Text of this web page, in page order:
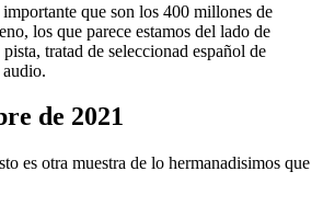
que son los 400 millones de
los que parece estamos del lado de
tratad de seleccionad español de
audio.
de 2021
es otra muestra de lo hermanadisimos que